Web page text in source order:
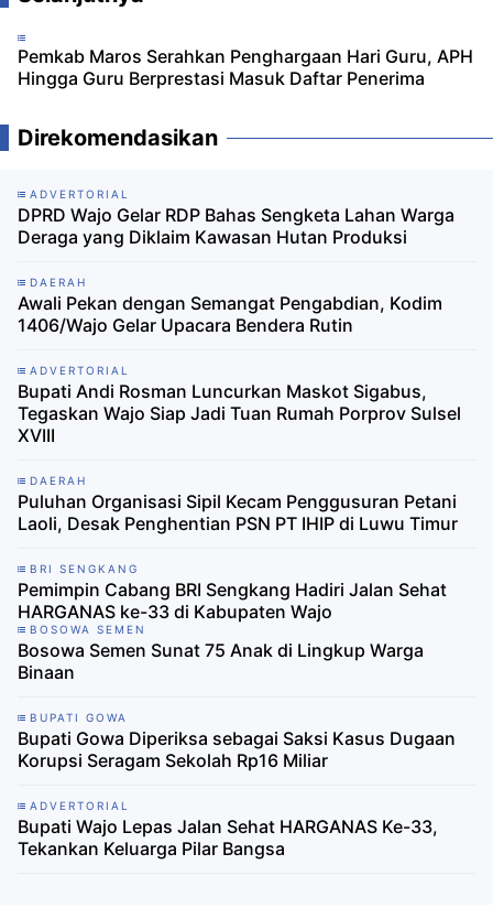
Pemkab Maros Serahkan Penghargaan Hari Guru, APH
Hingga Guru Berprestasi Masuk Daftar Penerima
Direkomendasikan
ADVERTORIAL
DPRD Wajo Gelar RDP Bahas Sengketa Lahan Warga
Deraga yang Diklaim Kawasan Hutan Produksi
DAERAH
Awali Pekan dengan Semangat Pengabdian, Kodim
1406/Wajo Gelar Upacara Bendera Rutin
ADVERTORIAL
Bupati Andi Rosman Luncurkan Maskot Sigabus,
Tegaskan Wajo Siap Jadi Tuan Rumah Porprov Sulsel
XVIII
DAERAH
Puluhan Organisasi Sipil Kecam Penggusuran Petani
Laoli, Desak Penghentian PSN PT IHIP di Luwu Timur
BRI SENGKANG
Pemimpin Cabang BRI Sengkang Hadiri Jalan Sehat
HARGANAS ke-33 di Kabupaten Wajo
BOSOWA SEMEN
Bosowa Semen Sunat 75 Anak di Lingkup Warga
Binaan
BUPATI GOWA
Bupati Gowa Diperiksa sebagai Saksi Kasus Dugaan
Korupsi Seragam Sekolah Rp16 Miliar
ADVERTORIAL
Bupati Wajo Lepas Jalan Sehat HARGANAS Ke-33,
Tekankan Keluarga Pilar Bangsa